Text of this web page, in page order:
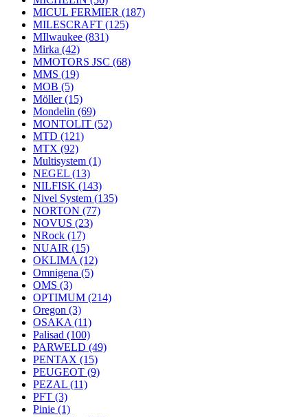
MICUL FERMIER (187)
MILESCRAFT (125)
MIlwaukee (831)
Mirka (42)
MMOTORS JSC (68)
MMS (19)
MOB (5)
Möller(15)
Mondelin (69)
MONTOLIT (52)
MTD (121)
MTX (92)
Multisystem (1)
NEGEL (13)
NILFISK (143)
Nivel System (135)
NORTON (77)
NOVUS (23)
NRock (17)
NUAIR (15)
OKLIMA (12)
Omnigena (5)
OMS (3)
OPTIMUM (214)
Oregon (3)
OSAKA (11)
Palisad (100)
PARWELD (49)
PENTAX (15)
PEUGEOT (9)
PEZAL (11)
PFT (3)
Pinie (1)